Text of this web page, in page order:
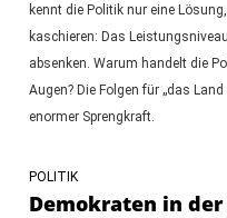
kennt die Politik nur eine
kaschieren: Das
absenken. Warum handelt die
Augen? Die Folgen für „das
enormer Sprengkraft.
POLITIK
Demokraten in